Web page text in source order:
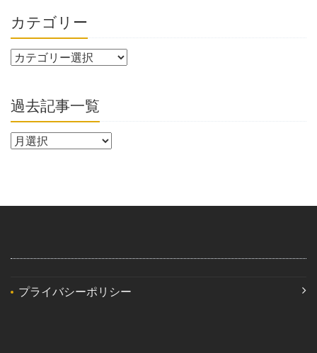
カテゴリー
過去記事一覧
プライバシーポリシー